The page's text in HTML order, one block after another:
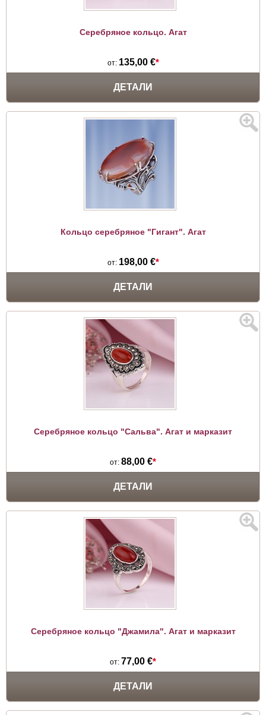
Серебряное кольцо. Агат
от: 135,00 €*
ДЕТАЛИ
Кольцо серебряное "Гигант". Агат
от: 198,00 €*
ДЕТАЛИ
Серебряное кольцо "Сальва". Агат и марказит
от: 88,00 €*
ДЕТАЛИ
Серебряное кольцо "Джамила". Агат и марказит
от: 77,00 €*
ДЕТАЛИ